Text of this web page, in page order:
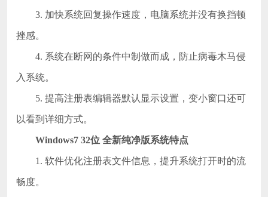
3. 加快系统回复操作速度，电脑系统并没有换挡顿
挫感。
4. 系统在断网的条件中制做而成，防止病毒木马侵
入系统。
5. 提高注册表编辑器默认显示设置，变小窗口还可
以看到详细方式。
Windows7 32位 全新纯净版系统特点
1. 软件优化注册表文件信息，提升系统打开时的流
畅度。